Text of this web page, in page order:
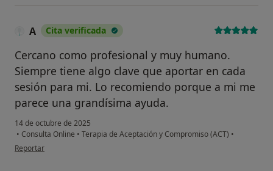
A Cita verificada
Cercano como profesional y muy humano.
Siempre tiene algo clave que aportar en cada
sesión para mi. Lo recomiendo porque a mi me
parece una grandísima ayuda.
14 de octubre de 2025
• Consulta Online • Terapia de Aceptación y Compromiso (ACT) •
en opinión del usuario A
Reportar